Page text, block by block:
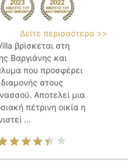
Δείτε περισσότερα >>
βρίσκεται στη
Βαργιάνης και
που προσφέρει
διαμονής στους
Αποτελεί μια
πέτρινη οικία η
...